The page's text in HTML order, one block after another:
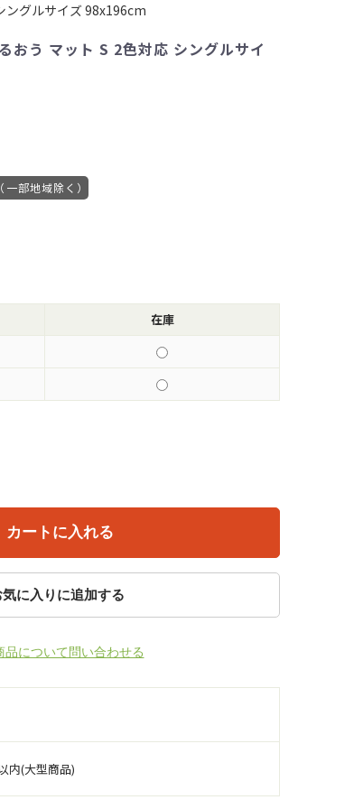
ングルサイズ 98x196cm
おう マット S 2色対応 シングルサイ
部地域除く）
在庫
カートに入れる
気に入りに追加する
品について問い合わせる
内(大型商品)